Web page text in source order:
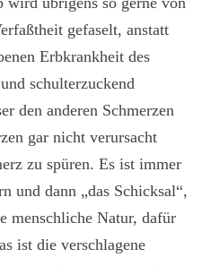
gefaselt, anstatt
Erbkrankheit des
schulterzuckend
den anderen Schmerzen
gar nicht verursacht
zu spüren. Es ist immer
und dann „das Schicksal“,
menschliche Natur, dafür
ist die verschlagene